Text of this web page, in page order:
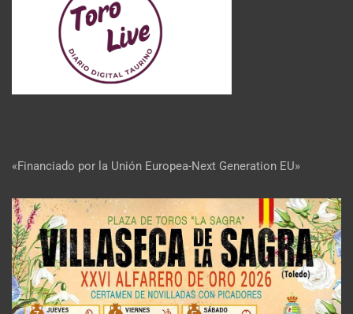
«Financiado por la Unión Europea-Next Generation EU»